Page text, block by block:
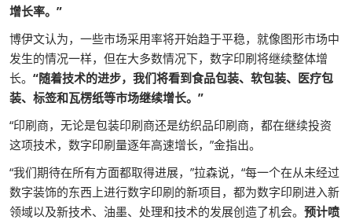
增长率。”
博伊文认为，一些市场采用率将开始趋于平稳，就像图形市场中
发生的情况一样，但在大多数情况下，数字印刷将继续整体增
长。 “随着技术的进步，我们将看到食品包装、软包装、医疗包
装、标签和瓦楞纸等市场继续增长。”
“印刷商，无论是包装印刷商还是纺织品印刷商，都在继续投资
这项技术，数字印刷量逐年高速增长，”金指出。
“我们期待在所有方面都取得进展，”拉森说，“每一个在从未经过
数字装饰的东西上进行数字印刷的新项目，都为数字印刷进入新
领域以及新技术、油墨、处理和技术的发展创造了机会。 预计喷